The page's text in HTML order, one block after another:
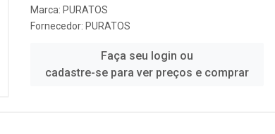
Marca: PURATOS
Fornecedor: PURATOS
Faça seu login ou
cadastre-se para ver preços e comprar